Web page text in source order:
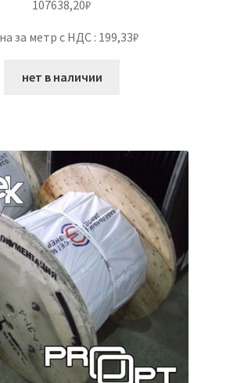
107638,20₽
за метр с НДС : 199,33₽
нет в наличии